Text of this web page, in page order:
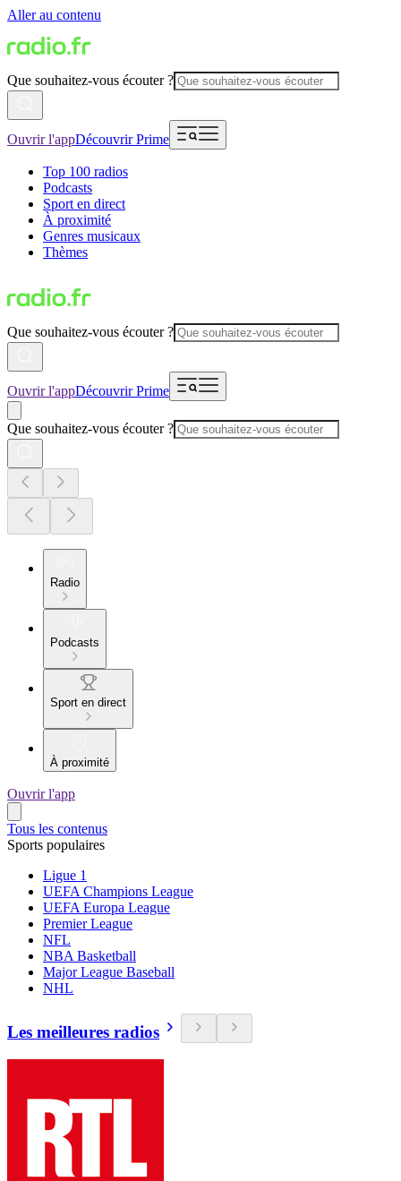
Aller au contenu
Que souhaitez-vous écouter ?
Ouvrir l'appDécouvrir Prime
Top 100 radios
Podcasts
Sport en direct
À proximité
Genres musicaux
Thèmes
Que souhaitez-vous écouter ?
Ouvrir l'appDécouvrir Prime
Que souhaitez-vous écouter ?
Radio
Podcasts
Sport en direct
À proximité
Ouvrir l'app
Tous les contenus
Sports populaires
Ligue 1
UEFA Champions League
UEFA Europa League
Premier League
NFL
NBA Basketball
Major League Baseball
NHL
Les meilleures radios